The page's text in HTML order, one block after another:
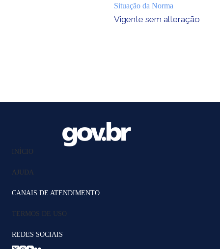
Situação da Norma
Vigente sem alteração
INÍCIO
AJUDA
CANAIS DE ATENDIMENTO
TERMOS DE USO
REDES SOCIAIS